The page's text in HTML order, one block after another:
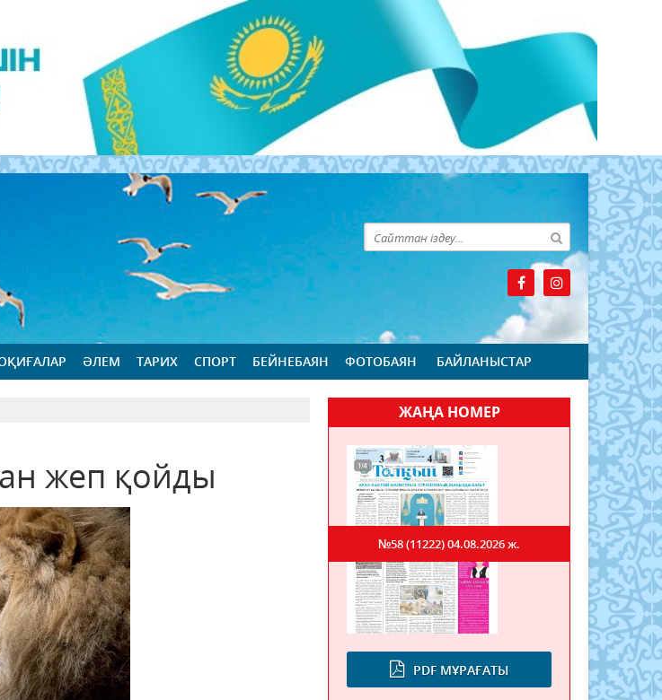
ӘЛЕМ ТАРИХ СПОРТ БЕЙНЕБАЯН ФОТОБАЯН БАЙЛАНЫСТАР
жеп қойды
ЖАҢА НОМЕР
PDF МҰРАҒАТЫ
№58 (11222)04.08.2026 ж.